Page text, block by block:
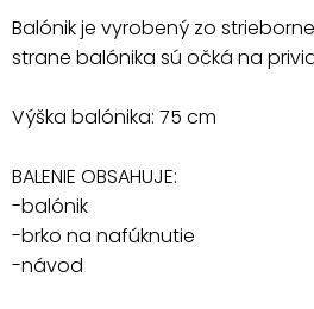
Balónik je vyrobený zo
strane balónika sú očká na
Výška balónika: 75 cm
BALENIE OBSAHUJE:
-balónik
-brko na nafúknutie
-návod